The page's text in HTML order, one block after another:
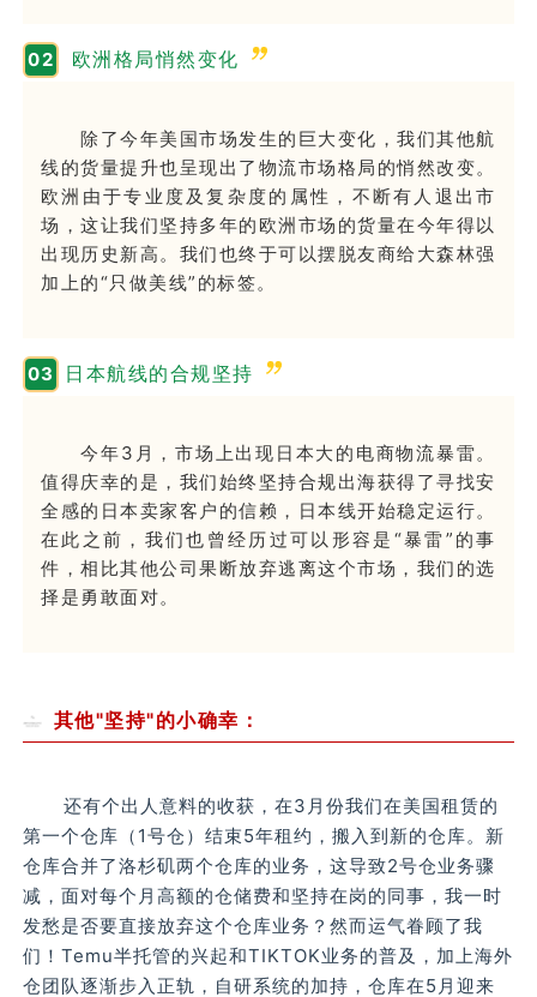
02 欧洲格局悄然变化
除了今年美国市场发生的巨大变化，我们其他航
线的货量提升也呈现出了物流市场格局的悄然改变。
欧洲由于专业度及复杂度的属性，不断有人退出市
场，这让我们坚持多年的欧洲市场的货量在今年得以
出现历史新高。 我们也终于可以摆脱友商给大森林强
加上的“只做美线”的标签。
03 日本航线的合规坚持
今年3月，市场上出现日本大的电商物流暴雷。
值得庆幸的是，我们始终坚持合规出海获得了寻找安
全感的日本卖家客户的信赖，日本线开始稳定运行。
在此之前，我们也曾经历过可以形容是“暴雷”的事
件，相比其他公司果断放弃逃离这个市场，我们的选
择是勇敢面对。
其他"坚持"的小确幸：
还有个出人意料的收获，在3月份我们在美国租赁的
第一个仓库（1号仓）结束5年租约，搬入到新的仓库。新
仓库合并了洛杉矶两个仓库的业务，这导致2号仓业务骤
减，面对每个月高额的仓储费和坚持在岗的同事，我一时
发愁是否要直接放弃这个仓库业务？然而运气眷顾了我
们！Temu半托管的兴起和TIKTOK业务的普及，加上海外
仓团队逐渐步入正轨，自研系统的加持，仓库在5月迎来